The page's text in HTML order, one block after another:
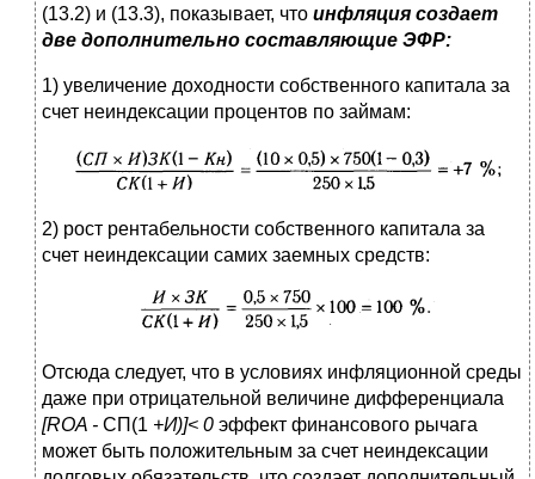
(13.2) и (13.3), показывает, что инфляция создает
две дополнительно составляющие ЭФР:
1) увеличение доходности собственного капитала за
счет неиндексации процентов по займам:
2) рост рентабельности собственного капитала за
счет неиндексации самих заемных средств:
Отсюда следует, что в условиях инфляционной среды
даже при отрицательной величине дифференциала
[ROA - СП(1 +И)]< 0 эффект финансового рычага
может быть положительным за счет неиндексации